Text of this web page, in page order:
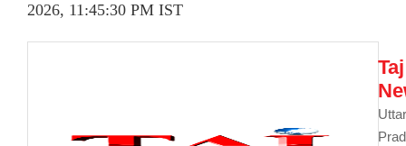
2026, 11:45:30 PM IST
Taj
Uttar